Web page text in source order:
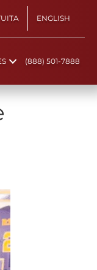
ENGLISH
(888) 501-7888